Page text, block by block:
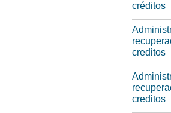
créditos
creditos
creditos